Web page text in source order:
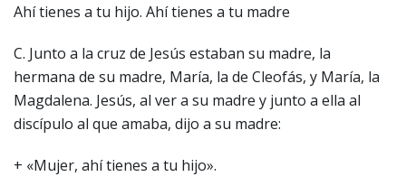
Ahí tienes a tu hijo. Ahí tienes a tu madre
C. Junto a la cruz de Jesús estaban su madre, la
hermana de su madre, María, la de Cleofás, y María, la
Magdalena. Jesús, al ver a su madre y junto a ella al
discípulo al que amaba, dijo a su madre:
+ «Mujer, ahí tienes a tu hijo».